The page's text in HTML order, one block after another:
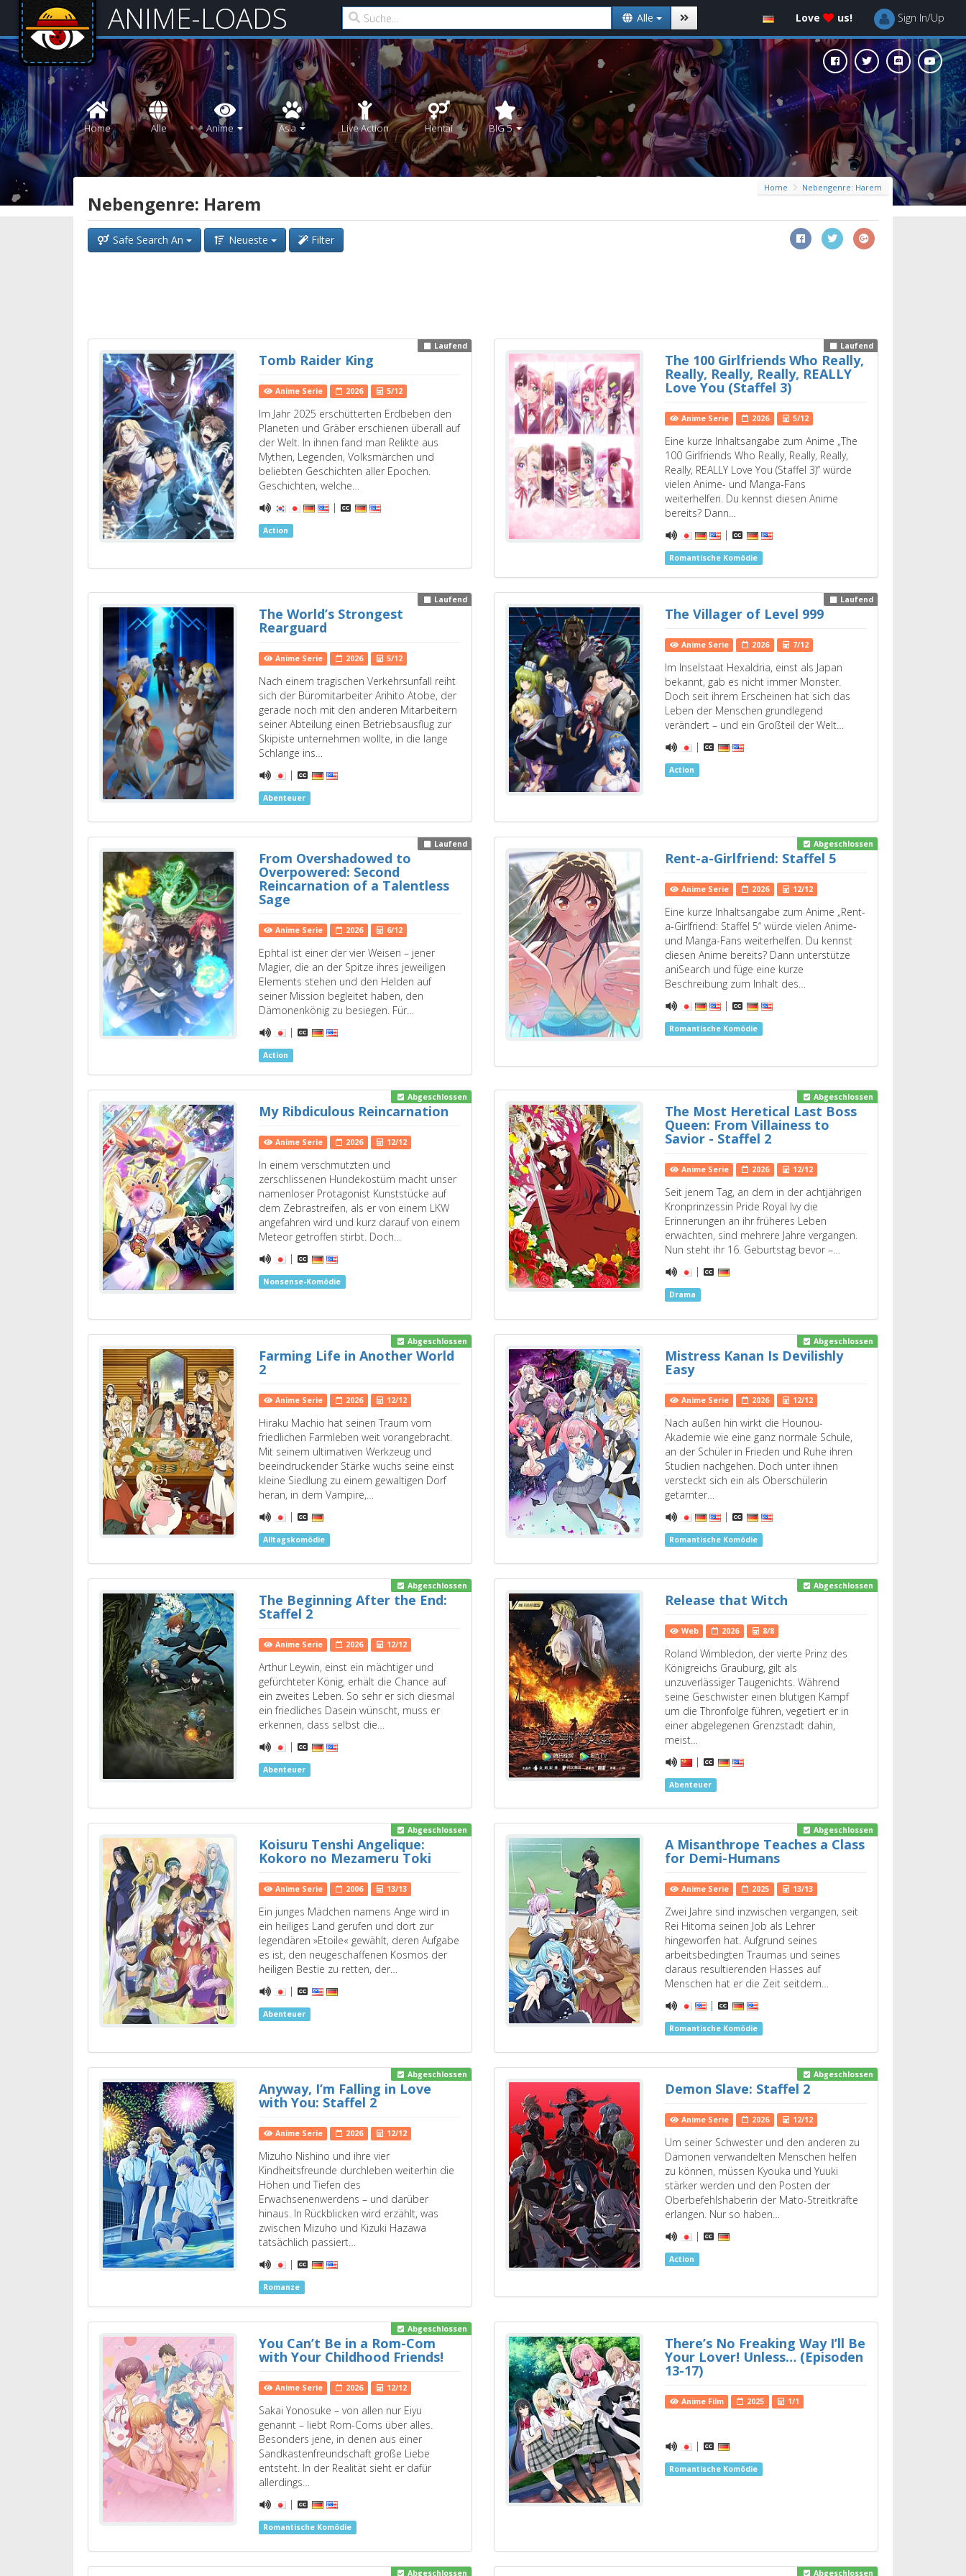
ANIME-LOADS Alle Love us! Sign In/Up
Home Alle Anime Asia Live Action Hentai BIG 5
Nebengenre: Harem
Home Nebengenre: Harem
Safe Search An Neueste Filter
Laufend
Tomb Raider King
Anime Serie 2026 5/12
Im Jahr 2025 erschütterten Erdbeben den
Planeten und Gräber erschienen überall auf
der Welt. In ihnen fand man Relikte aus
Mythen, Legenden, Volksmärchen und
beliebten Geschichten aller Epochen.
Geschichten, welche…
|
Action
Laufend
The 100 Girlfriends Who Really,
Really, Really, Really, REALLY
Love You (Staffel 3)
Anime Serie 2026 5/12
Eine kurze Inhaltsangabe zum Anime „The
100 Girlfriends Who Really, Really, Really,
Really, REALLY Love You (Staffel 3)“ würde
vielen Anime- und Manga-Fans
weiterhelfen. Du kennst diesen Anime
bereits? Dann…
|
Romantische Komödie
Laufend
The World’s Strongest
Rearguard
Anime Serie 2026 5/12
Nach einem tragischen Verkehrsunfall reiht
sich der Büromitarbeiter Arihito Atobe, der
gerade noch mit den anderen Mitarbeitern
seiner Abteilung einen Betriebsausflug zur
Skipiste unternehmen wollte, in die lange
Schlange ins…
|
Abenteuer
Laufend
The Villager of Level 999
Anime Serie 2026 7/12
Im Inselstaat Hexaldria, einst als Japan
bekannt, gab es nicht immer Monster.
Doch seit ihrem Erscheinen hat sich das
Leben der Menschen grundlegend
verändert – und ein Großteil der Welt…
|
Action
Laufend
From Overshadowed to
Overpowered: Second
Reincarnation of a Talentless
Sage
Anime Serie 2026 6/12
Ephtal ist einer der vier Weisen – jener
Magier, die an der Spitze ihres jeweiligen
Elements stehen und den Helden auf
seiner Mission begleitet haben, den
Dämonenkönig zu besiegen. Für…
|
Action
Abgeschlossen
Rent-a-Girlfriend: Staffel 5
Anime Serie 2026 12/12
Eine kurze Inhaltsangabe zum Anime „Rent-
a-Girlfriend: Staffel 5“ würde vielen Anime-
und Manga-Fans weiterhelfen. Du kennst
diesen Anime bereits? Dann unterstütze
aniSearch und füge eine kurze
Beschreibung zum Inhalt des…
|
Romantische Komödie
Abgeschlossen
My Ribdiculous Reincarnation
Anime Serie 2026 12/12
In einem verschmutzten und
zerschlissenen Hundekostüm macht unser
namenloser Protagonist Kunststücke auf
dem Zebrastreifen, als er von einem LKW
angefahren wird und kurz darauf von einem
Meteor getroffen stirbt. Doch…
|
Nonsense-Komödie
Abgeschlossen
The Most Heretical Last Boss
Queen: From Villainess to
Savior - Staffel 2
Anime Serie 2026 12/12
Seit jenem Tag, an dem in der achtjährigen
Kronprinzessin Pride Royal Ivy die
Erinnerungen an ihr früheres Leben
erwachten, sind mehrere Jahre vergangen.
Nun steht ihr 16. Geburtstag bevor –…
|
Drama
Abgeschlossen
Farming Life in Another World
2
Anime Serie 2026 12/12
Hiraku Machio hat seinen Traum vom
friedlichen Farmleben weit vorangebracht.
Mit seinem ultimativen Werkzeug und
beeindruckender Stärke wuchs seine einst
kleine Siedlung zu einem gewaltigen Dorf
heran, in dem Vampire,…
|
Alltagskomödie
Abgeschlossen
Mistress Kanan Is Devilishly
Easy
Anime Serie 2026 12/12
Nach außen hin wirkt die Hounou-
Akademie wie eine ganz normale Schule,
an der Schüler in Frieden und Ruhe ihren
Studien nachgehen. Doch unter ihnen
versteckt sich ein als Oberschülerin
getarnter…
|
Romantische Komödie
Abgeschlossen
The Beginning After the End:
Staffel 2
Anime Serie 2026 12/12
Arthur Leywin, einst ein mächtiger und
gefürchteter König, erhält die Chance auf
ein zweites Leben. So sehr er sich diesmal
ein friedliches Dasein wünscht, muss er
erkennen, dass selbst die…
|
Abenteuer
Abgeschlossen
Release that Witch
Web 2026 8/8
Roland Wimbledon, der vierte Prinz des
Königreichs Grauburg, gilt als
unzuverlässiger Taugenichts. Während
seine Geschwister einen blutigen Kampf
um die Thronfolge führen, vegetiert er in
einer abgelegenen Grenzstadt dahin,
meist…
|
Abenteuer
Abgeschlossen
Koisuru Tenshi Angelique:
Kokoro no Mezameru Toki
Anime Serie 2006 13/13
Ein junges Mädchen namens Ange wird in
ein heiliges Land gerufen und dort zur
legendären »Etoile« gewählt, deren Aufgabe
es ist, den neugeschaffenen Kosmos der
heiligen Bestie zu retten, der…
|
Abenteuer
Abgeschlossen
A Misanthrope Teaches a Class
for Demi-Humans
Anime Serie 2025 13/13
Zwei Jahre sind inzwischen vergangen, seit
Rei Hitoma seinen Job als Lehrer
hingeworfen hat. Aufgrund seines
arbeitsbedingten Traumas und seines
daraus resultierenden Hasses auf
Menschen hat er die Zeit seitdem…
|
Romantische Komödie
Abgeschlossen
Anyway, I’m Falling in Love
with You: Staffel 2
Anime Serie 2026 12/12
Mizuho Nishino und ihre vier
Kindheitsfreunde durchleben weiterhin die
Höhen und Tiefen des
Erwachsenenwerdens – und darüber
hinaus. In Rückblicken wird erzählt, was
zwischen Mizuho und Kizuki Hazawa
tatsächlich passiert…
|
Romanze
Abgeschlossen
Demon Slave: Staffel 2
Anime Serie 2026 12/12
Um seiner Schwester und den anderen zu
Dämonen verwandelten Menschen helfen
zu können, müssen Kyouka und Yuuki
stärker werden und den Posten der
Oberbefehlshaberin der Mato-Streitkräfte
erlangen. Nur so haben…
|
Action
Abgeschlossen
You Can’t Be in a Rom-Com
with Your Childhood Friends!
Anime Serie 2026 12/12
Sakai Yonosuke – von allen nur Eiyu
genannt – liebt Rom-Coms über alles.
Besonders jene, in denen aus einer
Sandkastenfreundschaft große Liebe
entsteht. In der Realität sieht er dafür
allerdings…
|
Romantische Komödie
There’s No Freaking Way I’ll Be
Your Lover! Unless… (Episoden
13-17)
Anime Film 2025 1/1
|
Romantische Komödie
Abgeschlossen Abgeschlossen